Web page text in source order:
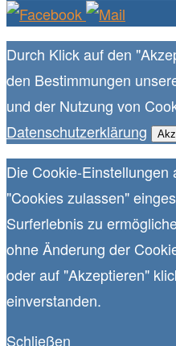
Durch Klick auf den
den Bestimmungen
und der Nutzung von
Datenschutzerklärung
Die Cookie-
"Cookies zulassen"
Surferlebnis zu
ohne Änderung der
oder auf "Akzeptieren"
einverstanden.
Schließen